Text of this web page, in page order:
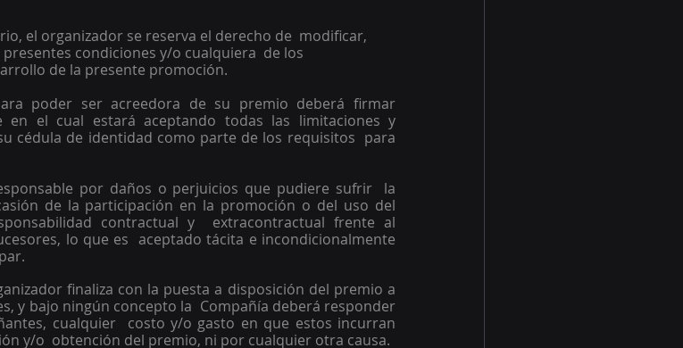
el organizador se reserva el derecho de  modificar,
condiciones y/o cualquiera  de los
de la presente promoción.
poder ser acreedora de su premio deberá firmar
el cual estará aceptando todas las limitaciones y
cédula de identidad como parte de los requisitos  para
por daños o perjuicios que pudiere sufrir  la
de la participación en la promoción o del uso del
contractual y  extracontractual frente al
lo que es  aceptado tácita e incondicionalmente
finaliza con la puesta a disposición del premio a
y bajo ningún concepto la  Compañía deberá responder
cualquier  costo y/o gasto en que estos incurran
y/o  obtención del premio, ni por cualquier otra causa.